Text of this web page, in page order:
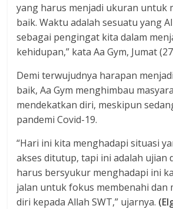
yang harus menjadi ukuran untuk
baik. Waktu adalah sesuatu yang
sebagai pengingat kita dalam
kehidupan,” kata Aa Gym, Jumat
Demi terwujudnya harapan
baik, Aa Gym menghimbau
mendekatkan diri, meskipun
pandemi Covid-19.
“Hari ini kita menghadapi situasi
akses ditutup, tapi ini adalah ujian
harus bersyukur menghadapi ini
jalan untuk fokus membenahi dan
diri kepada Allah SWT,” ujarnya.